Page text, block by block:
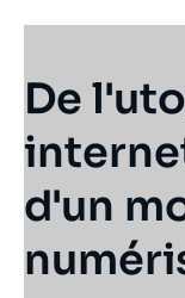
De
d'un